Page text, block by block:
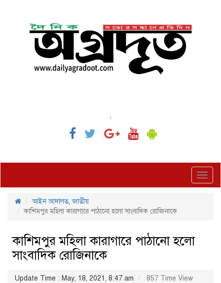
,
আইন আদালত,জাতীয়
কাশিমপুর মহিলা কারাগারে পাঠানো হলো সাংবাদিক রোজিনাকে
কাশিমপুর মহিলা কারাগারে পাঠানো হলো
সাংবাদিক রোজিনাকে
Update Time : May, 18, 2021, 8:47 am 857 Time View